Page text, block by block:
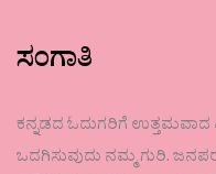
ಸಂಗಾತಿ
ಕನ್ನಡದ ಓದುಗರಿಗೆ ಉತ್ತಮವಾದ
ಒದಗಿಸುವುದು ನಮ್ಮ ಗುರಿ.